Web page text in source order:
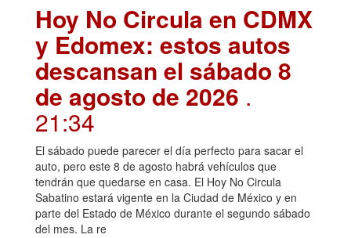
Hoy No Circula en CDMX
y Edomex: estos autos
descansan el sábado 8
de agosto de 2026 .
21:34
El sábado puede parecer el día perfecto para sacar el
auto, pero este 8 de agosto habrá vehículos que
tendrán que quedarse en casa. El Hoy No Circula
Sabatino estará vigente en la Ciudad de México y en
parte del Estado de México durante el segundo sábado
del mes. La re